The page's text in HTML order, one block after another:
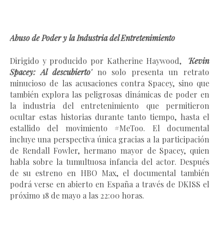
Abuso de Poder y la Industria del Entretenimiento
Dirigido y producido por Katherine Haywood,
'Kevin
Spacey: Al descubierto'no solo presenta un retrato
minucioso de las acusaciones contra Spacey, sino que
también explora las peligrosas dinámicas de poder en
la industria del entretenimiento que permitieron
ocultar estas historias durante tanto tiempo, hasta el
estallido del movimiento #MeToo. El documental
incluye una perspectiva única gracias a la participación
de Rendall Fowler, hermano mayor de Spacey, quien
habla sobre la tumultuosa infancia del actor. Después
de su estreno en HBO Max, el documental también
podrá verse en abierto en España a través de DKISS el
próximo 18 de mayo a las 22:00 horas.